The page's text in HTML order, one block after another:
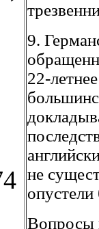
9.
22-
не
Вопросы